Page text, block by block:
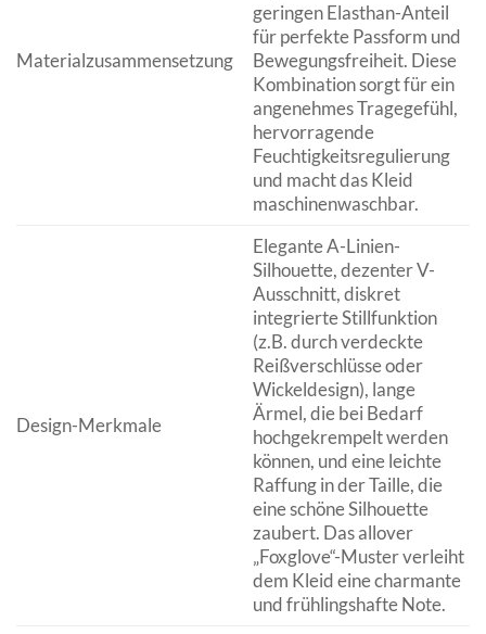
Materialzusammensetzung
geringen Elasthan-Anteil
für perfekte Passform und
Bewegungsfreiheit. Diese
Kombination sorgt für ein
angenehmes Tragegefühl,
hervorragende
Feuchtigkeitsregulierung
und macht das Kleid
maschinenwaschbar.
Design-Merkmale
Elegante A-Linien-
Silhouette, dezenter V-
Ausschnitt, diskret
integrierte Stillfunktion
(z.B. durch verdeckte
Reißverschlüsse oder
Wickeldesign), lange
Ärmel, die bei Bedarf
hochgekrempelt werden
können, und eine leichte
Raffung in der Taille, die
eine schöne Silhouette
zaubert. Das allover
„Foxglove“-Muster verleiht
dem Kleid eine charmante
und frühlingshafte Note.